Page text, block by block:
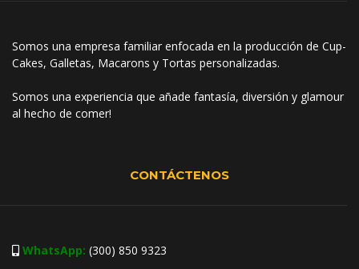
Somos una empresa familiar enfocada en la producción de Cup-
Cakes, Galletas, Macarons y Tortas personalizadas.
Somos una experiencia que añade fantasía, diversión y glamour
al hecho de comer!
CONTÁCTENOS
WhatsApp: (300) 850 9323